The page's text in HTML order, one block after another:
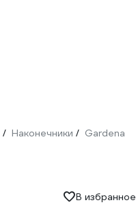
/ Наконечники / Gardena
В избранное